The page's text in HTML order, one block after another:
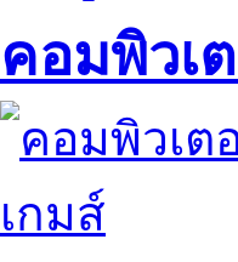
คอมพิวเ
เกมส์